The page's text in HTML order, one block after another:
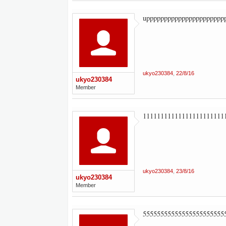
ukyo230384
Member
ukyo230384 22/8/16
ukyo230384
Member
ukyo230384 23/8/16